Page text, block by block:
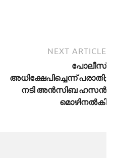
NEXT ARTICLE
പോലീസ്
അധിക്ഷേപിച്ചെന്ന് പരാതി;
നടി അൻസിബ ഹസൻ
മൊഴിനൽകി